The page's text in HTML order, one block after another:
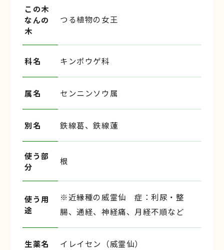
この木
なんの
木
つる植物の女王
科名 キンポウゲ科
属名 センニンソウ属
別名 鉄線葛、鉄線蓮
使う部
分
根
使う用
途
※近縁種の威霊仙 症：利尿・整
腸、通経、神経痛、月経不順など
生薬名 イレイセン（威霊仙）